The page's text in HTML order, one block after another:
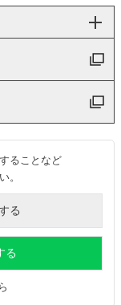
ることなど
。
る
る